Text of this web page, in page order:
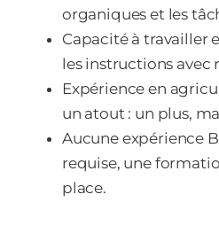
organiques et les
Capacité à travailler
les instructions avec
Expérience en
un atout : un plus,
Aucune expérience
requise, une
place.